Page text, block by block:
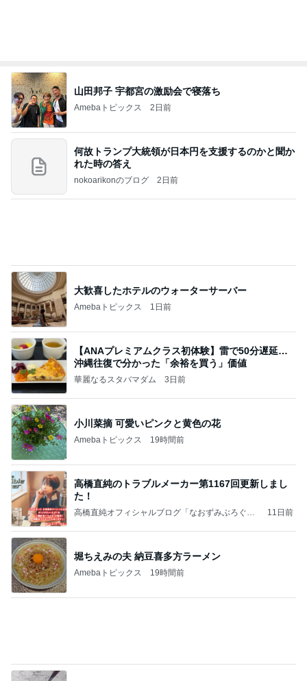
小川菜摘 可愛いピンクと黄色の花
高橋直純のトラブルメーカー第1167回更新しまし
た！
高橋直純オフィシャルブログ「なおずみぶろぐ」
11日前
話題のスイカ丸ごとアイス♡
第一印象はただの布だった暑さ対策